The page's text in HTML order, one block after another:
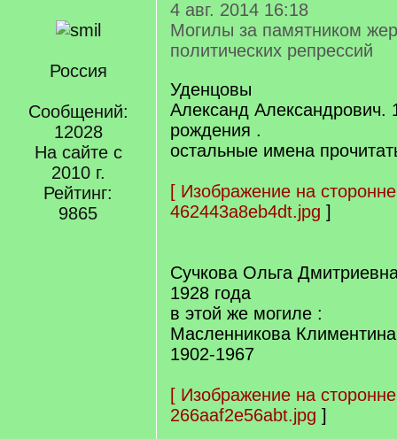
Россия
Сообщений:
12028
На сайте с
2010 г.
Рейтинг:
9865
4 авг. 2014 16:18
Могилы за памятником
политических репрессий
Уденцовы
Александ Александрович.
рождения .
остальные имена
[ Изображение на
462443a8eb4dt.jpg ]
Сучкова Ольга
1928 года
в этой же могиле :
Масленникова
1902-1967
[ Изображение на
266aaf2e56abt.jpg ]